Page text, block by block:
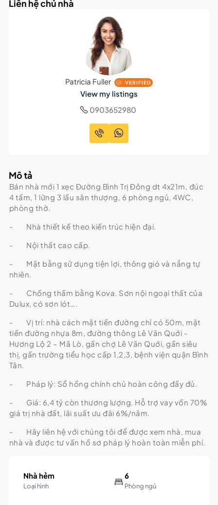
Liên hệ chủ nhà
Patricia Fuller VERIFIED
View my listings
0903652980
Mô tả
Bán nhà mới 1 xẹc Đường Bình Trị Đông dt 4x21m, đúc
4 tấm, 1 lửng 3 lầu sân thượng, 6 phòng ngủ, 4WC,
phòng thờ.
- Nhà thiết kế theo kiến trúc hiện đại.
- Nội thất cao cấp.
- Mặt bằng sử dụng tiện lợi, thông gió và nắng tự
nhiên.
- Chống thấm bằng Kova. Sơn nội ngoại thất của
Dulux, có sơn lót….
- Vị trí: nhà cách mặt tiền đường chỉ có 50m, mặt
tiền đường nhựa 8m, đường thông Lê Văn Quới -
Hương Lộ 2 – Mã Lò, gần chợ Lê Văn Quới, gần siêu
thị, gần trường tiểu học cấp 1,2,3, bệnh viện quận Bình
Tân.
- Pháp lý: Sổ hồng chính chủ hoàn công đầy đủ.
- Giá: 6,4 tỷ còn thương lượng. Hỗ trợ vay vốn 70%
giá trị nhà đất, lãi suất ưu đãi 6%/năm.
- Hãy liên hệ với chúng tôi để được xem nhà, mua
nhà và được tư vấn hồ sơ pháp lý hoàn toàn miễn phí.
Nhà hẻm
Loại hình
6
Phòng ngủ